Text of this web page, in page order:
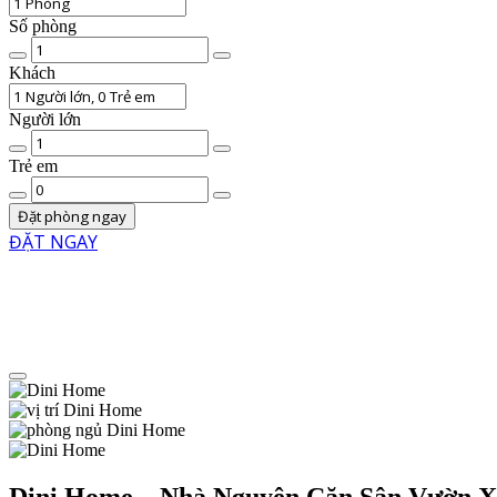
Số phòng
Chất
lượng
phòng
Khách
Người lớn
lượng
người
lớn
Trẻ em
trẻ
emĐặt phòng ngay
ĐẶT NGAY
Menu